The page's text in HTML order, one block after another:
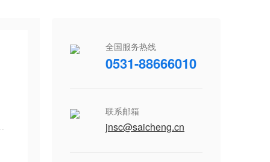
全国服务热线
0531-88666010
联系邮箱
jnsc@saicheng.cn